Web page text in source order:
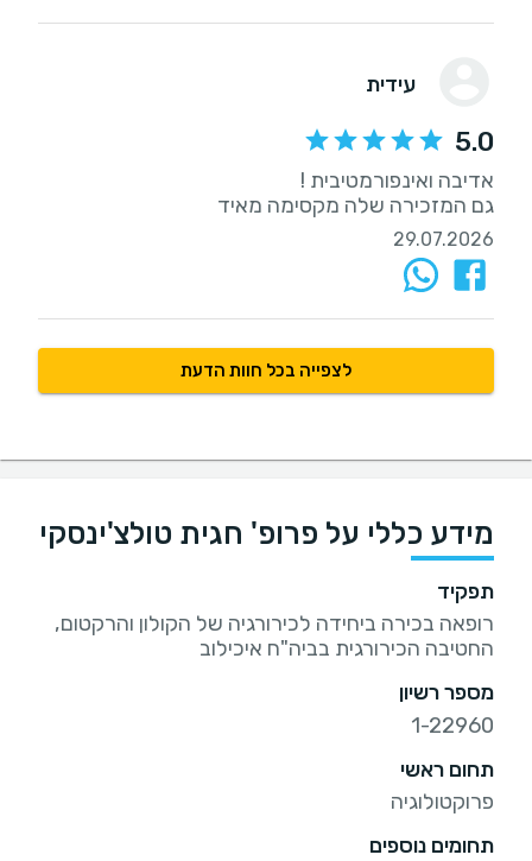
עידית
5.0
גם המזכירה שלה מקסימה מאיד
29.07.2026
לצפייה בכל חוות הדעת
מידע כללי על פרופ' חגית טולצ'ינסקי
תפקיד
רופאה בכירה ביחידה לכירורגיה של הקולון והרקטום,
החטיבה הכירורגית בביה"ח איכילוב
מספר רשיון
1-22960
תחום ראשי
פרוקטולוגיה
תחומים נוספים